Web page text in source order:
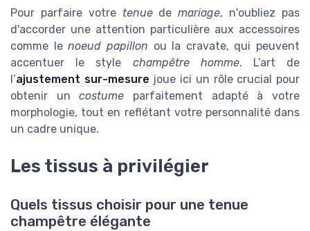
Pour parfaire votre tenuedemariage, n'oubliez pas
d'accorder une attention particulière aux accessoires
comme lenoeud papillon ou la cravate, qui peuvent
accentuer le style champêtre homme. L’art de
l’ajustement sur-mesure joue ici un rôle crucial pour
obtenir uncostume parfaitement adapté à votre
morphologie, tout en reflétant votre personnalité dans
un cadre unique.
Les tissus à privilégier
Quels tissus choisir pour une tenue
champêtre élégante